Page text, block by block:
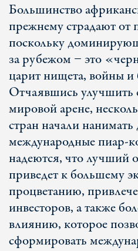
Большинство
прежнему страдают от
поскольку
за рубежом − это
царит нищета, войны и
Отчаявшись улучшить
мировой арене,
стран начали нанимать
международные пиар-
надеются, что лучший
приведет к большему
процветанию,
инвесторов, а также
влиянию, которое
сформировать